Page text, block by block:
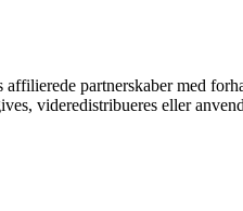
partnerskaber med
videredistribueres eller